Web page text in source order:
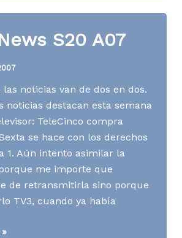
S20 A07
las noticias van de dos en dos.
noticias destacan esta semana
TeleCinco compra
se hace con los derechos
1. Aún intento asimilar la
me importe que
de retransmitirla sino porque
TV3, cuando ya había